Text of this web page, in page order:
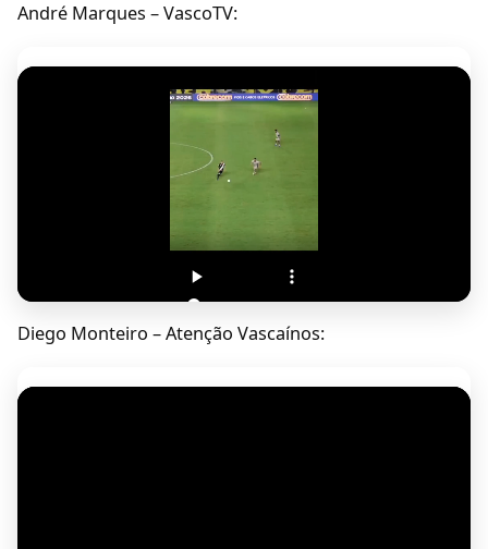
André Marques – VascoTV:
Diego Monteiro – Atenção Vascaínos: